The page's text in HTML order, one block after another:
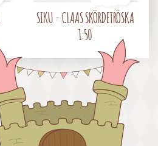
SIKU - CLAAS SKÖRDETRÖSKA
1:50